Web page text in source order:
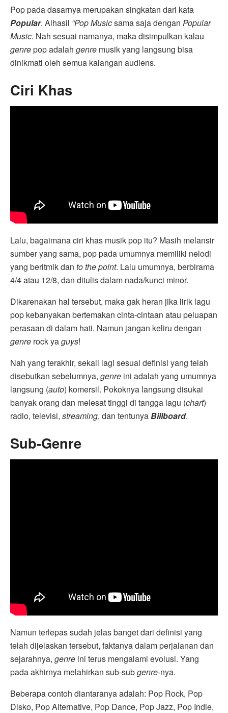
Pop pada dasarnya merupakan singkatan dari kata
Popular. Alhasil “Pop Musicsama saja dengan Popular
Music. Nah sesuai namanya, maka disimpulkan kalau
genrepop adalah genre musik yang langsung bisa
dinikmati oleh semua kalangan audiens.
Ciri Khas
Lalu, bagaimana ciri khas musik pop itu? Masih melansir
sumber yang sama, pop pada umumnya memiliki nelodi
yang beritmik dan to the point. Lalu umumnya, berbirama
4/4 atau 12/8, dan ditulis dalam nada/kunci minor.
Dikarenakan hal tersebut, maka gak heran jika lirik lagu
pop kebanyakan bertemakan cinta-cintaan atau peluapan
perasaan di dalam hati. Namun jangan keliru dengan
genre rock yaguys!
Nah yang terakhir, sekali lagi sesuai definisi yang telah
disebutkan sebelumnya, genre ini adalah yang umumnya
langsung (auto) komersil. Pokoknya langsung disukai
banyak orang dan melesat tinggi di tangga lagu (chart)
radio, televisi, streaming, dan tentunya Billboard.
Sub-Genre
Namun terlepas sudah jelas banget dari definisi yang
telah dijelaskan tersebut, faktanya dalam perjalanan dan
sejarahnya, genre ini terus mengalami evolusi. Yang
pada akhirnya melahirkan sub-subgenre-nya.
Beberapa contoh diantaranya adalah: Pop Rock, Pop
Disko, Pop Alternative, Pop Dance, Pop Jazz, Pop Indie,